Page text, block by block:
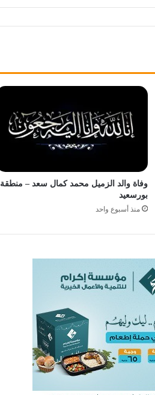
وفاة والد الزميل محمد كمال سعد – منطقة
بورسعيد
منذ أسبوع واحد